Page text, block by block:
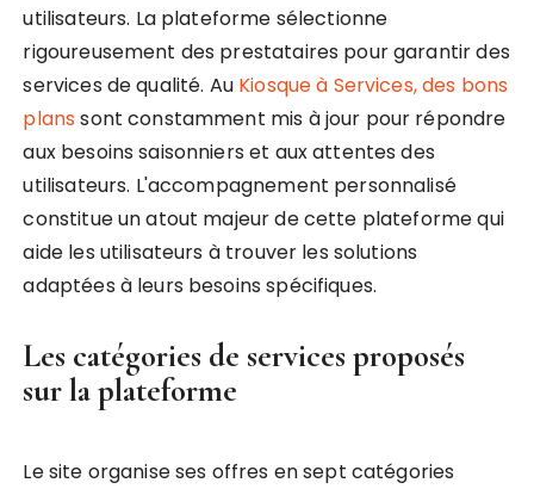
utilisateurs. La plateforme sélectionne
rigoureusement des prestataires pour garantir des
services de qualité. Au Kiosque à Services, des bons
plans sont constamment mis à jour pour répondre
aux besoins saisonniers et aux attentes des
utilisateurs. L'accompagnement personnalisé
constitue un atout majeur de cette plateforme qui
aide les utilisateurs à trouver les solutions
adaptées à leurs besoins spécifiques.
Les catégories de services proposés
sur la plateforme
Le site organise ses offres en sept catégories